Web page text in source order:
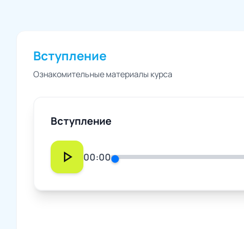
Вступление
Ознакомительные материалы курса
Вступление
play_arrow 00:00